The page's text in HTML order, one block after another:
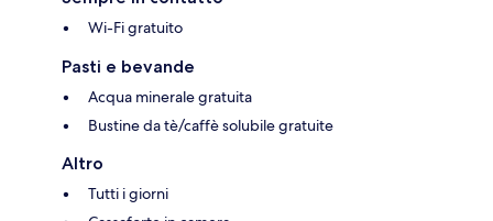
Wi-Fi gratuito
Pasti e bevande
Acqua minerale gratuita
Bustine da tè/caffè solubile gratuite
Altro
Tutti i giorni